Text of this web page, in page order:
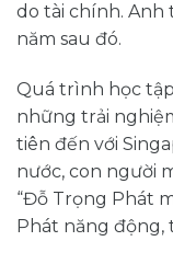
do tài chính. Anh
năm sau đó.
Quá trình học
những trải
tiên đến với
nước, con người
“Đỗ Trọng Phát
Phát năng động,